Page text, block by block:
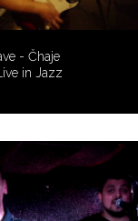
- Čhaje
in Jazz